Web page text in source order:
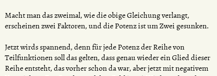
Macht man das zweimal, wie die obige Gleichung verlangt,
erscheinen zwei Faktoren, und die Potenz ist um Zwei gesunken.
Jetzt wirds spannend, denn für jede Potenz der Reihe von
Teilfunktionen soll das gelten, dass genau wieder ein Glied dieser
Reihe entsteht, das vorher schon da war, aber jetzt mit negativem